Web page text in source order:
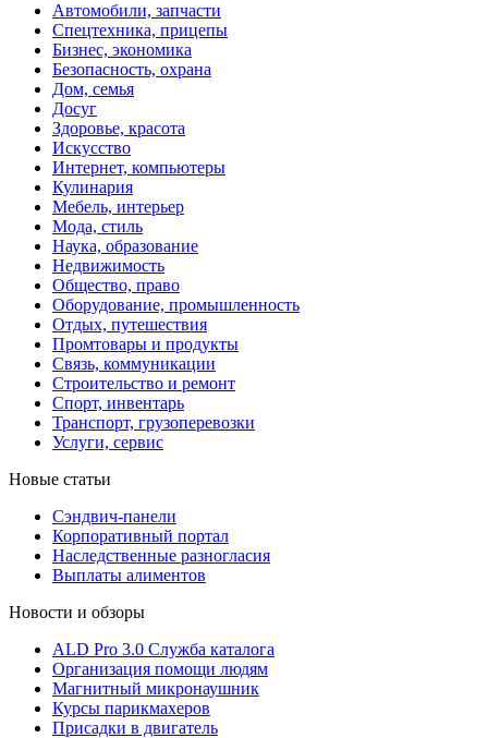
Автомобили, запчасти
Спецтехника, прицепы
Бизнес, экономика
Безопасность, охрана
Дом, семья
Досуг
Здоровье, красота
Искусство
Интернет, компьютеры
Кулинария
Мебель, интерьер
Мода, стиль
Наука, образование
Недвижимость
Общество, право
Оборудование, промышленность
Отдых, путешествия
Промтовары и продукты
Связь, коммуникации
Строительство и ремонт
Cпорт, инвентарь
Транспорт, грузоперевозки
Услуги, сервис
Новые статьи
Сэндвич-панели
Корпоративный портал
Наследственные разногласия
Выплаты алиментов
Новости и обзоры
ALD Pro 3.0 Служба каталога
Организация помощи людям
Магнитный микронаушник
Курсы парикмахеров
Присадки в двигатель